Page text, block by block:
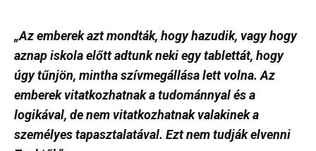
„Az emberek azt mondták, hogy hazudik, vagy hogy
aznap iskola előtt adtunk neki egy tablettát, hogy
úgy tűnjön, mintha szívmegállása lett volna. Az
emberek vitatkozhatnak a tudománnyal és a
logikával, de nem vitatkozhatnak valakinek a
személyes tapasztalatával. Ezt nem tudják elvenni